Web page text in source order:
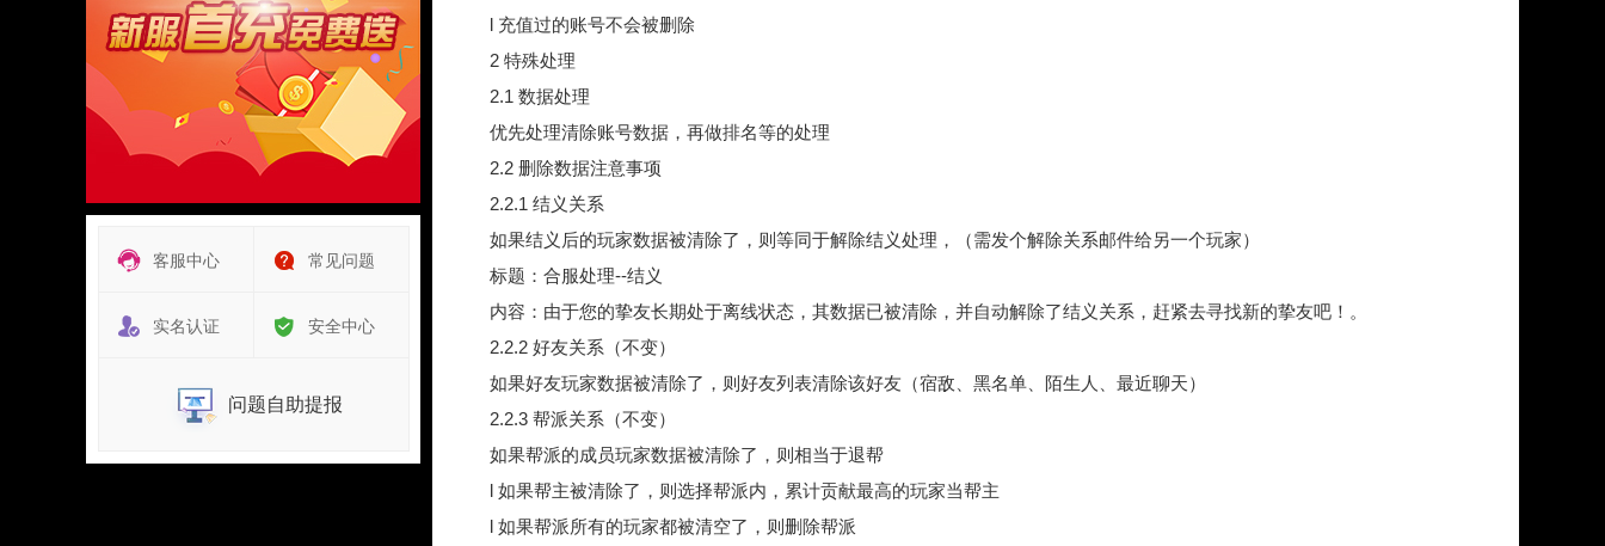
客服中心 常见问题
实名认证 安全中心
问题自助提报
l 充值过的账号不会被删除
2 特殊处理
2.1 数据处理
优先处理清除账号数据，再做排名等的处理
2.2 删除数据注意事项
2.2.1 结义关系
如果结义后的玩家数据被清除了，则等同于解除结义处理，（需发个解除关系邮件给另一个玩家）
标题：合服处理--结义
内容：由于您的挚友长期处于离线状态，其数据已被清除，并自动解除了结义关系，赶紧去寻找新的挚友吧！。
2.2.2 好友关系（不变）
如果好友玩家数据被清除了，则好友列表清除该好友（宿敌、黑名单、陌生人、最近聊天）
2.2.3 帮派关系（不变）
如果帮派的成员玩家数据被清除了，则相当于退帮
l 如果帮主被清除了，则选择帮派内，累计贡献最高的玩家当帮主
l 如果帮派所有的玩家都被清空了，则删除帮派